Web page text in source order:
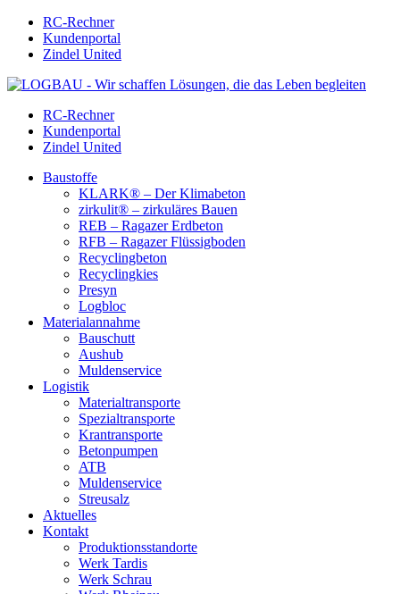
RC-Rechner
Kundenportal
Zindel United
RC-Rechner
Kundenportal
Zindel United
Baustoffe
KLARK® – Der Klimabeton
zirkulit® – zirkuläres Bauen
REB – Ragazer Erdbeton
RFB – Ragazer Flüssigboden
Recyclingbeton
Recyclingkies
Presyn
Logbloc
Materialannahme
Bauschutt
Aushub
Muldenservice
Logistik
Materialtransporte
Spezialtransporte
Krantransporte
Betonpumpen
ATB
Muldenservice
Streusalz
Aktuelles
Kontakt
Produktionsstandorte
Werk Tardis
Werk Schrau